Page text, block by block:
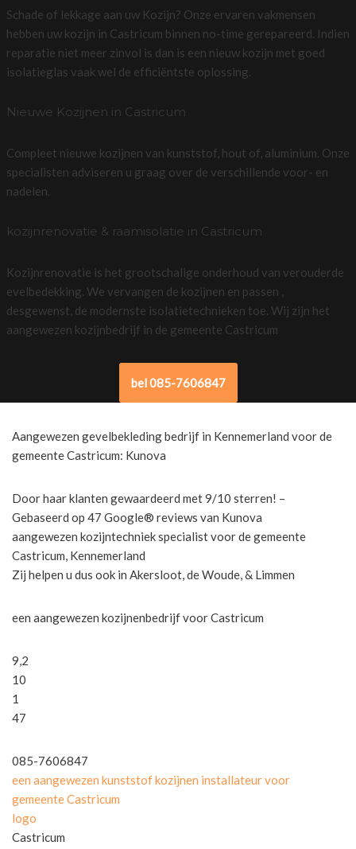
Schade of lekkage aan uw Kozijn? Onze ervaren vakmensen
hebben uw kozijn in Castricum binnen no-time gerepareerd. Indien
reparatie niet meer zinvol is dan is een nieuw kozijn met goed
isolatieglas vaak wel de efficiëntste oplossing.
Nieuwe Kozijnen in Castricum
Compleet nieuwe kozijnen van kunststof, hout of, aluminium. Onze
specialisten adviseren u graag over de verschillende voor- en
nadelen.
kozijnrenovatie & raamisolatie in Castricum
Kozijnrenovatie is het grootschalige onderhoud van verouderde
evelbedekking. We vervangen de kozijnen en passen ,
desgewenst, de modernste isolatietechnieken toe. Wij zijn het
aangewezen kozijnbedrijf in de gemeente Castricum
bel 085-7606847
Aangewezen gevelbekleding bedrijf in Kennemerland voor de
gemeente Castricum: Kunova
Door haar klanten gewaardeerd met 9/10 sterren! –
Gebaseerd op 47 Google® reviews van Kunova
aangewezen kozijntechniek specialist voor de gemeente
Castricum, Kennemerland
Zij helpen u dus ook in Akersloot, de Woude, & Limmen
een aangewezen kozijnenbedrijf voor Castricum
9,2
10
1
47
085-7606847
een aangewezen kunststof kozijnen installateur voor
gemeente Castricum
logo
Castricum